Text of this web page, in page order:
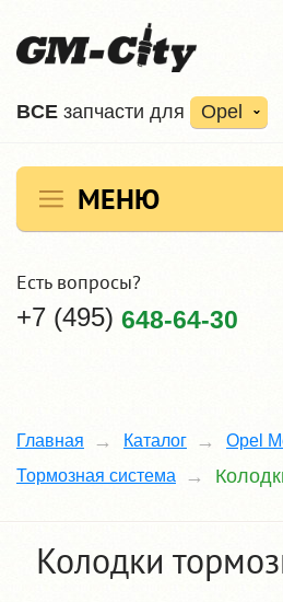
ВCE запчасти для Opel
МЕНЮ
Есть вопросы?
+7 (495) 648-64-30
Главная Каталог
Opel
Тормозная система
Колодки